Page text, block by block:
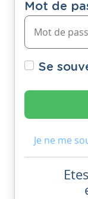
Mot de
Se
Je ne me